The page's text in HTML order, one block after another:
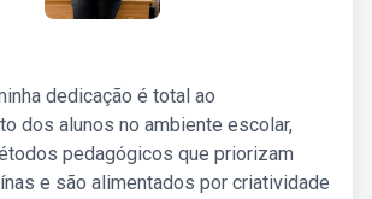
dedicação é total ao
dos alunos no ambiente escolar,
pedagógicos que priorizam
e são alimentados por criatividade